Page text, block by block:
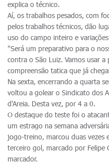
explica o técnico.
Aí, os trabalhos pesados, com
pelos trabalhos técnicos, dão
uso do campo inteiro e
"Será um preparativo para o
contra o São Luiz. Vamos usar
compreensão tatica que já
Na sexta, encerrando a quarta
voltou a golear o Sindicato dos
d'Areia. Desta vez, por 4 a 0.
O destaque do teste foi o
um estrago na semana
jogo-treino, marcou duas vezes
terceiro gol, marcado por Felipe
marcador.